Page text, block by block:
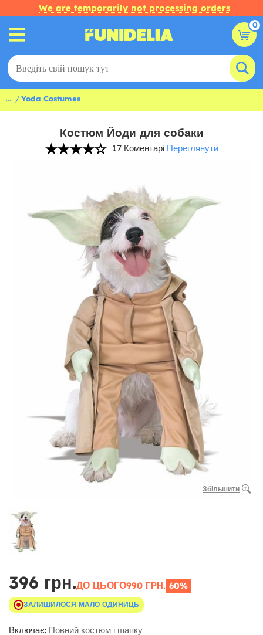
We are temporarily not processing orders
0
... Yoda Costumes
Костюм Йоди для собаки
17 Коментарі Переглянути
Збільшити
396 грн.ДО ЦЬОГО990 ГРН. 60%
ЗАЛИШИЛОСЯ МАЛО ОДИНИЦЬ
Включає: Повний костюм і шапку